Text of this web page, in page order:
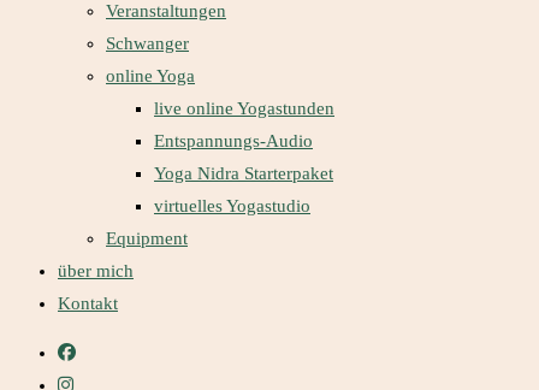
Veranstaltungen
Schwanger
online Yoga
live online Yogastunden
Entspannungs-Audio
Yoga Nidra Starterpaket
virtuelles Yogastudio
Equipment
über mich
Kontakt